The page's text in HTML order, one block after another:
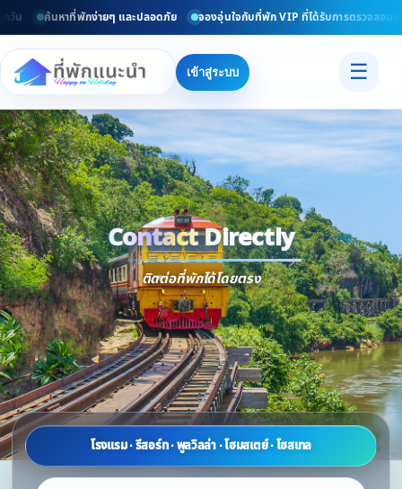
ค้นหาที่พักง่ายๆ และปลอดภัย จองอุ่นใจกับที่พัก VIP ที่ได้รับการตรวจสอบแล้ว
เข้าสู่ระบบ ☰
Contact Directly
Contact
ติดต่อที่พักได้โดยตรง
โรงแรม · รีสอร์ท · พูลวิลล่า · โฮมสเตย์ · โฮสเทล